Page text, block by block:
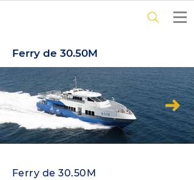
Ferry de 30.50M
Ferry de 30.50M